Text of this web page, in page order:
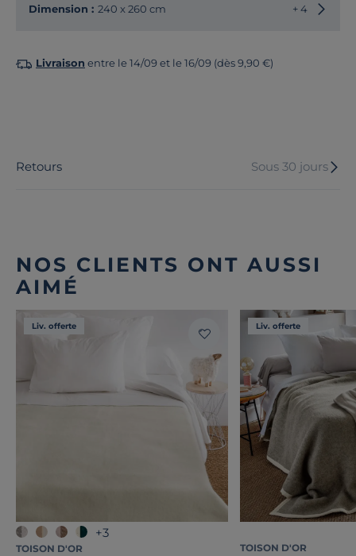
Dimension : 240 x 260 cm + 4
Livraison entre le 14/09 et le 16/09 (dès 9,90 €)
Retours Sous 30 jours
NOS CLIENTS ONT AUSSI
AIMÉ
Liv. offerte
+3
TOISON D'OR
Liv. offerte
TOISON D'OR